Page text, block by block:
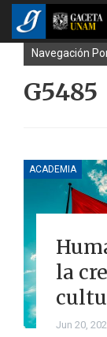
Navegación
G5485
ACADEMIA
la
Jun 20,